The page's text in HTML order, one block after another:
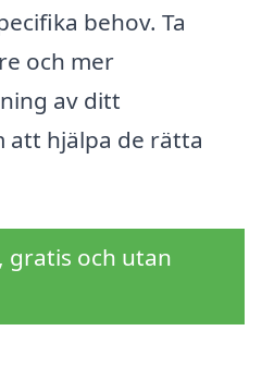
behov. Ta
och mer
av ditt
att hjälpa de rätta
gratis och utan